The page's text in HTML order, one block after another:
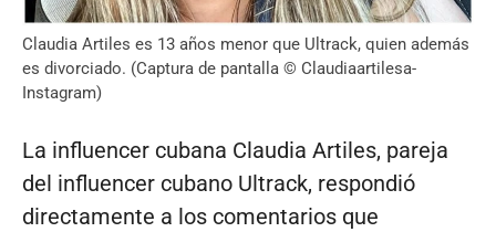
Claudia Artiles es 13 años menor que Ultrack, quien además
es divorciado. (Captura de pantalla © Claudiaartilesa-
Instagram)
La influencer cubana Claudia Artiles, pareja
del influencer cubano Ultrack, respondió
directamente a los comentarios que